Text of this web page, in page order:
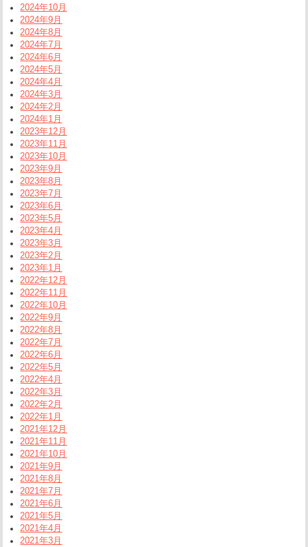
2024年10月
2024年9月
2024年8月
2024年7月
2024年6月
2024年5月
2024年4月
2024年3月
2024年2月
2024年1月
2023年12月
2023年11月
2023年10月
2023年9月
2023年8月
2023年7月
2023年6月
2023年5月
2023年4月
2023年3月
2023年2月
2023年1月
2022年12月
2022年11月
2022年10月
2022年9月
2022年8月
2022年7月
2022年6月
2022年5月
2022年4月
2022年3月
2022年2月
2022年1月
2021年12月
2021年11月
2021年10月
2021年9月
2021年8月
2021年7月
2021年6月
2021年5月
2021年4月
2021年3月